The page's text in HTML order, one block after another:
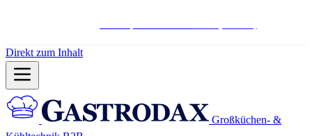
Direkt zum Inhalt
Großküchen- &